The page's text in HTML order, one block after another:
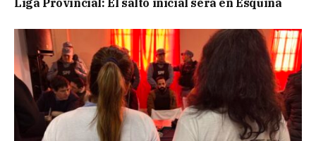
Liga Provincial: El salto inicial será en Esquina